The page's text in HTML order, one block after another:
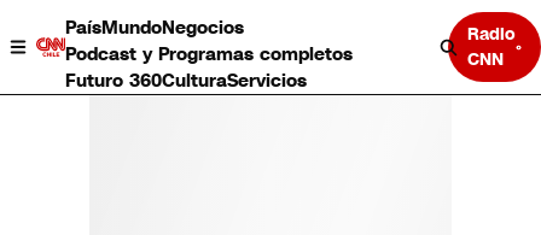
PaísMundoNegocios
Podcast y Programas completos
Futuro 360CulturaServicios
Radio
CNN